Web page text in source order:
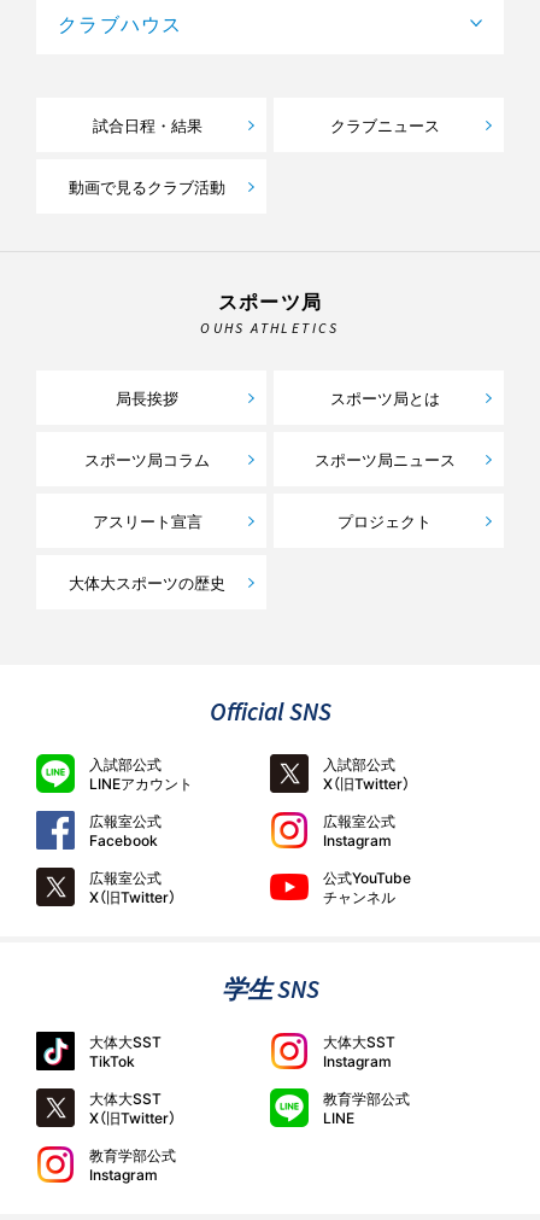
クラブハウス
試合日程・結果 クラブニュース
動画で見るクラブ活動
スポーツ局
OUHS ATHLETICS
局長挨拶 スポーツ局とは
スポーツ局コラム スポーツ局ニュース
アスリート宣言 プロジェクト
大体大スポーツの歴史
Official SNS
入試部公式
LINEアカウント
入試部公式
X（旧Twitter）
広報室公式
Facebook
広報室公式
Instagram
広報室公式
X（旧Twitter）
公式YouTube
チャンネル
学生 SNS
大体大SST
TikTok
大体大SST
Instagram
大体大SST
X（旧Twitter）
教育学部公式
LINE
教育学部公式
Instagram